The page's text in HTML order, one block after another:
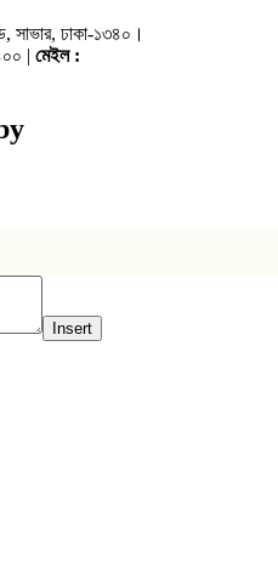
সাভার, ঢাকা-১৩৪০।
| মেইল :
Insert